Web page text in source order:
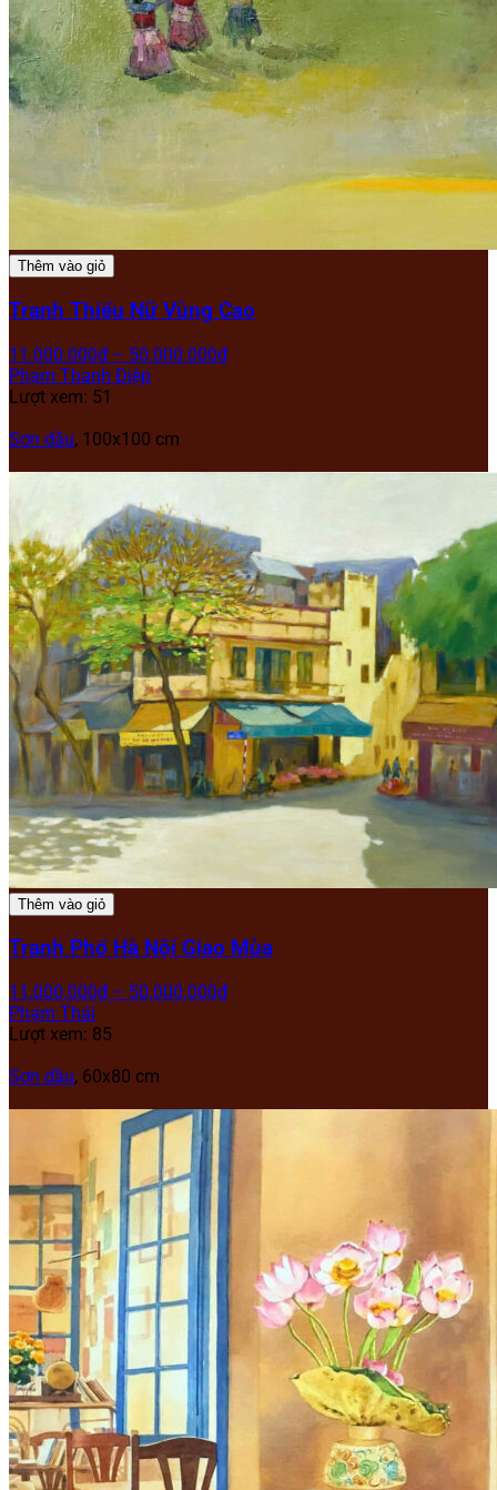
Thêm vào giỏ
Tranh Thiếu Nữ Vùng Cao
11.000.000₫ – 50.000.000₫
Phạm Thanh Điệp
Lượt xem: 51
Sơn dầu, 100x100 cm
Thêm vào giỏ
Tranh Phố Hà Nội Giao Mùa
11.000.000₫ – 50.000.000₫
Phạm Thái
Lượt xem: 85
Sơn dầu, 60x80 cm